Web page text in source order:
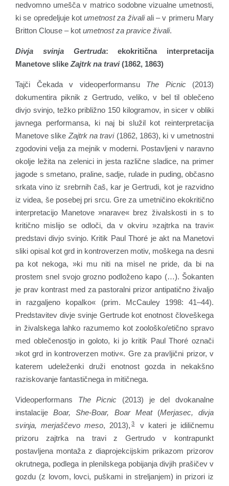
nedvomno umešča v matrico sodobne vizualne umetnosti,
ki se opredeljuje kotumetnost za živaliali – v primeru Mary
Britton Clouse – kot umetnost za pravice živali.
Divja svinja Gertruda: ekokritična interpretacija
Manetove slike Zajtrk na travi(1862, 1863)
Tajči Čekada v videoperformansu The Picnic(2013)
dokumentira piknik z Gertrudo, veliko, v bel til oblečeno
divjo svinjo, težko približno 150 kilogramov, in sicer v obliki
javnega performansa, ki naj bi služil kot reinterpretacija
Manetove slike Zajtrk na travi(1862, 1863), ki v umetnostni
zgodovini velja za mejnik v moderni. Postavljeni v naravno
okolje ležita na zelenici in jesta različne sladice, na primer
jagode s smetano, praline, sadje, rulade in puding, občasno
srkata vino iz srebrnih čaš, kar je Gertrudi, kot je razvidno
iz videa, še posebej pri srcu. Gre za umetničino ekokritično
interpretacijo Manetove »narave« brez živalskosti in s to
kritično mislijo se odloči, da v okviru »zajtrka na travi«
predstavi divjo svinjo. Kritik Paul Thoré je akt na Manetovi
sliki opisal kot grd in kontroverzen motiv, moškega na desni
pa kot nekoga, »ki mu niti na misel ne pride, da bi na
prostem snel svojo grozno podloženo kapo (…). Šokanten
je prav kontrast med za pastoralni prizor antipatično živaljo
in razgaljeno kopalko« (prim. McCauley 1998: 41–44).
Predstavitev divje svinje Gertrude kot enotnost človeškega
in živalskega lahko razumemo kot zoološko/etično spravo
med oblečenostjo in goloto, ki jo kritik Paul Thoré označi
»kot grd in kontroverzen motiv«. Gre za pravljični prizor, v
katerem udeleženki druži enotnost gozda in nekakšno
raziskovanje fantastičnega in mitičnega.
Videoperformans The Picnic (2013) je del dvokanalne
instalacijeBoar, She-Boar, Boar Meat(Merjasec, divja
svinja, merjaščevo meso, 2013), 3
v kateri je idiličnemu
prizoru zajtrka na travi z Gertrudo v kontrapunkt
postavljena montaža z diaprojekcijskim prikazom prizorov
okrutnega, podlega in plenilskega pobijanja divjih prašičev v
gozdu (z lovom, lovci, puškami in streljanjem) in prizori iz